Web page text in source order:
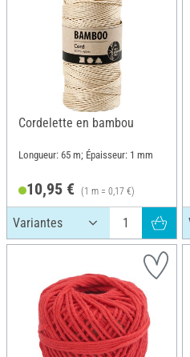
Cordelette en bambou
Longueur: 65 m; Épaisseur: 1 mm
10,95 € (1 m = 0,17 €)